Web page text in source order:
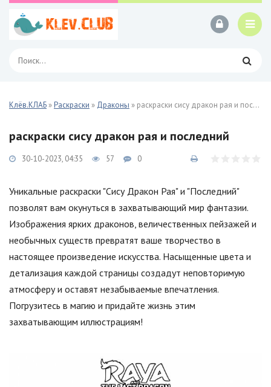
Клёв.КЛАБ »Раскраски » Драконы » раскраски сису дракон рая и последний
раскраски сису дракон рая и последний
30-10-2023, 04:35 57 0
Уникальные раскраски "Сису Дракон Рая" и "Последний"
позволят вам окунуться в захватывающий мир фантазии.
Изображения ярких драконов, величественных пейзажей и
необычных существ превратят ваше творчество в
настоящее произведение искусства. Насыщенные цвета и
детализация каждой страницы создадут неповторимую
атмосферу и оставят незабываемые впечатления.
Погрузитесь в магию и придайте жизнь этим
захватывающим иллюстрациям!